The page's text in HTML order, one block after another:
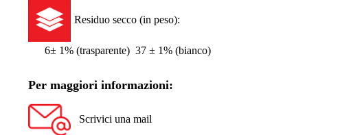
Residuo secco (in peso):
6± 1% (trasparente) 37 ± 1% (bianco)
Per maggiori informazioni:
Scrivici una mail